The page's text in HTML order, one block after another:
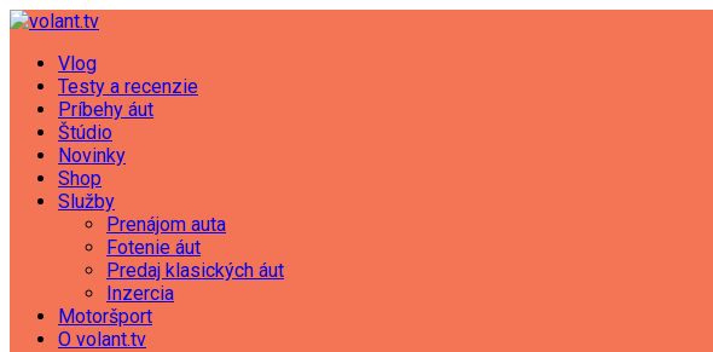
Vlog
Testy a recenzie
Príbehy áut
Štúdio
Novinky
Shop
Služby
Prenájom auta
Fotenie áut
Predaj klasických áut
Inzercia
Motoršport
O volant.tv